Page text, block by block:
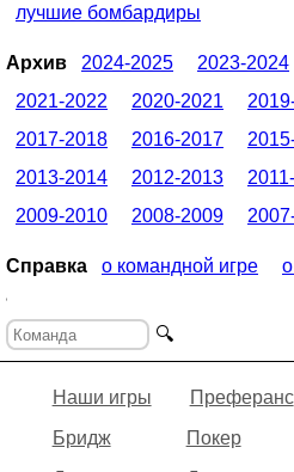
лучшие бомбардиры
Архив 2024-2025 2023-2024
2021-2022
2020-2021
2017-2018
2016-2017
2013-2014
2012-2013
2009-2010
2008-2009
Справка о командной игре
🔍
Наши игры Преферанс
Бридж
Покер